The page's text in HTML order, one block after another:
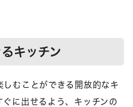
キッチン
しむことができる開放的なキ
に出せるよう、キッチンの